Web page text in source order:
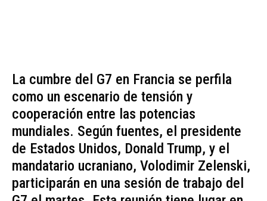
La cumbre del G7 en Francia se perfila
como un escenario de tensión y
cooperación entre las potencias
mundiales. Según fuentes, el presidente
de Estados Unidos, Donald Trump, y el
mandatario ucraniano, Volodimir Zelenski,
participarán en una sesión de trabajo del